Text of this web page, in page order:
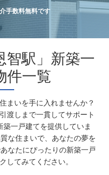
手数料無料です
智駅」新築一
件一覧
まいを手に入れませんか？
渡しまで一貫してサポート
一戸建てを提供していま
な住まいで、あなたの夢を
なたにぴったりの新築一戸
してみてください。